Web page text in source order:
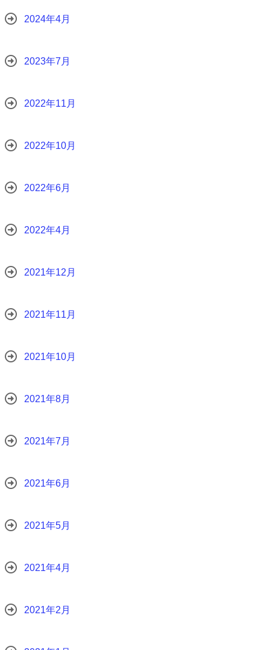
2024年4月
2023年7月
2022年11月
2022年10月
2022年6月
2022年4月
2021年12月
2021年11月
2021年10月
2021年8月
2021年7月
2021年6月
2021年5月
2021年4月
2021年2月